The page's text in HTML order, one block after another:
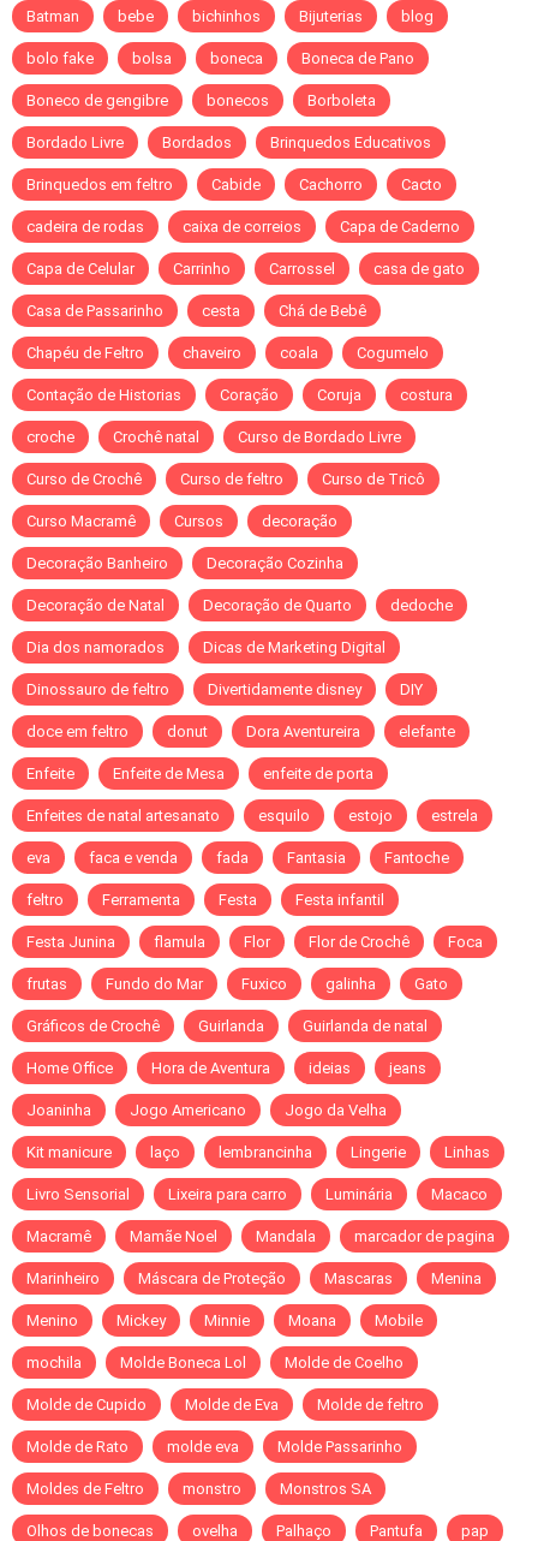
Batman bebe bichinhos Bijuterias blog
bolo fake bolsa boneca Boneca de Pano
Boneco de gengibre bonecos Borboleta
Bordado Livre Bordados Brinquedos Educativos
Brinquedos em feltro Cabide Cachorro Cacto
cadeira de rodas caixa de correios Capa de Caderno
Capa de Celular Carrinho Carrossel casa de gato
Casa de Passarinho cesta Chá de Bebê
Chapéu de Feltro chaveiro coala Cogumelo
Contação de Historias Coração Coruja costura
croche Crochê natal Curso de Bordado Livre
Curso de Crochê Curso de feltro Curso de Tricô
Curso Macramê Cursos decoração
Decoração Banheiro Decoração Cozinha
Decoração de Natal Decoração de Quarto dedoche
Dia dos namorados Dicas de Marketing Digital
Dinossauro de feltro Divertidamente disney DIY
doce em feltro donut Dora Aventureira elefante
Enfeite Enfeite de Mesa enfeite de porta
Enfeites de natal artesanato esquilo estojo estrela
eva faca e venda fada Fantasia Fantoche
feltro Ferramenta Festa Festa infantil
Festa Junina flamula Flor Flor de Crochê Foca
frutas Fundo do Mar Fuxico galinha Gato
Gráficos de Crochê Guirlanda Guirlanda de natal
Home Office Hora de Aventura ideias jeans
Joaninha Jogo Americano Jogo da Velha
Kit manicure laço lembrancinha Lingerie Linhas
Livro Sensorial Lixeira para carro Luminária Macaco
Macramê Mamãe Noel Mandala marcador de pagina
Marinheiro Máscara de Proteção Mascaras Menina
Menino Mickey Minnie Moana Mobile
mochila Molde Boneca Lol Molde de Coelho
Molde de Cupido Molde de Eva Molde de feltro
Molde de Rato molde eva Molde Passarinho
Moldes de Feltro monstro Monstros SA
Olhos de bonecas ovelha Palhaço Pantufa pap